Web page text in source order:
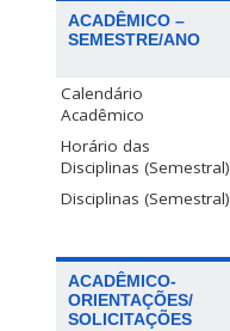
ACADÊMICO –
SEMESTRE/ANO
Calendário
Acadêmico
Horário das
Disciplinas (Semestral)
Disciplinas (Semestral)
ACADÊMICO-
ORIENTAÇÕES/
SOLICITAÇÕES